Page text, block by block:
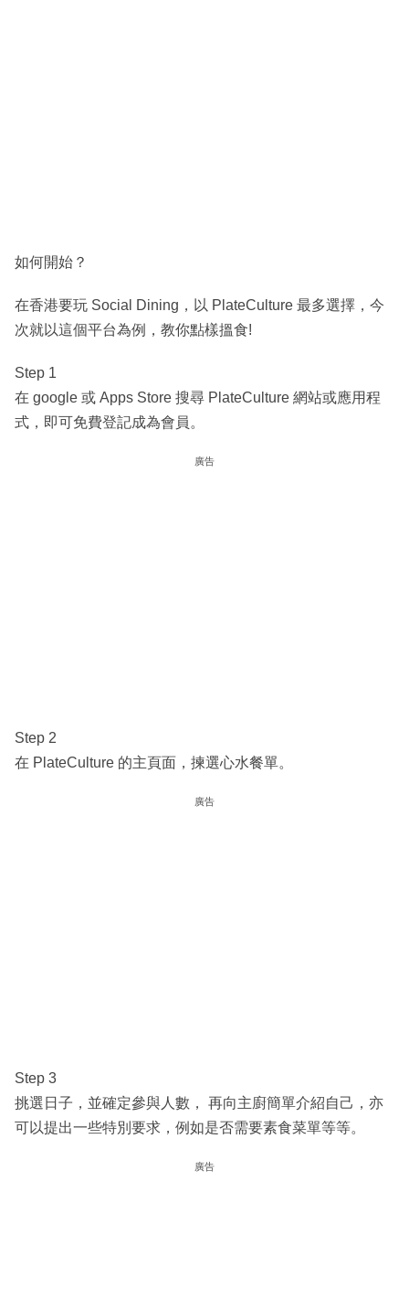
如何開始？
在香港要玩 Social Dining，以 PlateCulture 最多選擇，今
次就以這個平台為例，教你點樣搵食!
Step 1
在 google 或 Apps Store 搜尋 PlateCulture 網站或應用程
式，即可免費登記成為會員。
廣告
Step 2
在 PlateCulture 的主頁面，揀選心水餐單。
廣告
Step 3
挑選日子，並確定參與人數， 再向主廚簡單介紹自己，亦
可以提出一些特別要求，例如是否需要素食菜單等等。
廣告